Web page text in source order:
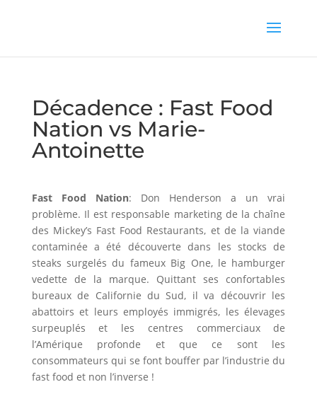
Décadence : Fast Food
Nation vs Marie-
Antoinette
Fast Food Nation: Don Henderson a un vrai
problème. Il est responsable marketing de la chaîne
des Mickey’s Fast Food Restaurants, et de la viande
contaminée a été découverte dans les stocks de
steaks surgelés du fameux Big One, le hamburger
vedette de la marque. Quittant ses confortables
bureaux de Californie du Sud, il va découvrir les
abattoirs et leurs employés immigrés, les élevages
surpeuplés et les centres commerciaux de
l’Amérique profonde et que ce sont les
consommateurs qui se font bouffer par l’industrie du
fast food et non l’inverse !